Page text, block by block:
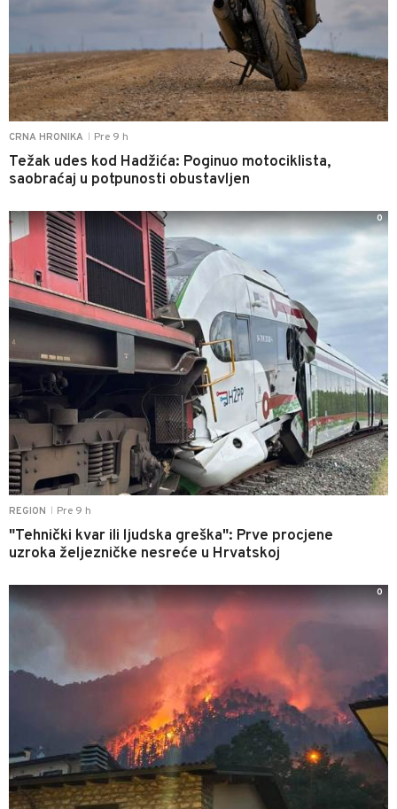
CRNA HRONIKA Pre 9 h
Težak udes kod Hadžića: Poginuo motociklista,
saobraćaj u potpunosti obustavljen
REGION Pre 9 h
"Tehnički kvar ili ljudska greška": Prve procjene
uzroka željezničke nesreće u Hrvatskoj
0
0